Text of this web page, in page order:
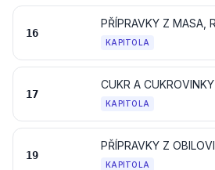
16
KAPITOLA
17
CUKR A CUKROVINKY
KAPITOLA
19
KAPITOLA